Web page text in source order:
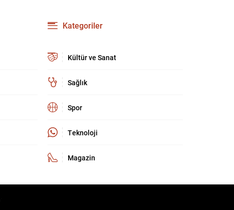
Çağlayan’daki İstanbul Adalet Sarayı’na
giderek savcılığa ifade verdi. İfadesinin
Programdaki sözleri ve savunması...
Kategoriler
Kültür ve Sanat
Sağlık
Spor
Teknoloji
Magazin